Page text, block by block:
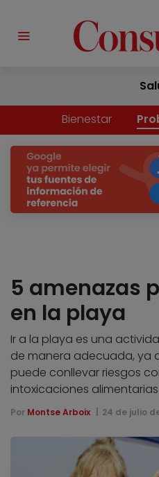
Bienestar
5 amenazas
en la playa
Ir a la playa es una
de manera adecuada, ya
puede conllevar riesgos
intoxicaciones alimentarias
Por Montse Arboix 24 de julio